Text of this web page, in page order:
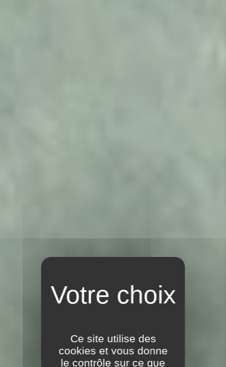
Ce site utilise des
cookies et vous donne
le contrôle sur ce que